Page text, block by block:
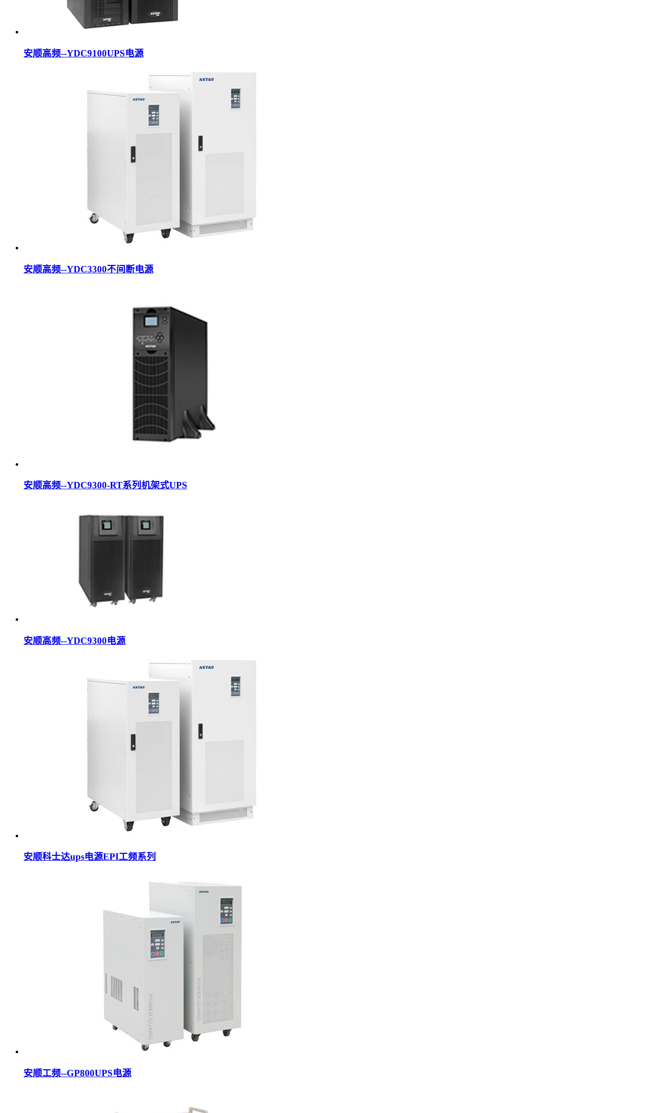
安顺高频--YDC9100UPS电源
安顺高频--YDC3300不间断电源
安顺高频--YDC9300-RT系列机架式UPS
安顺高频--YDC9300电源
安顺科士达ups电源EPI工频系列
安顺工频--GP800UPS电源